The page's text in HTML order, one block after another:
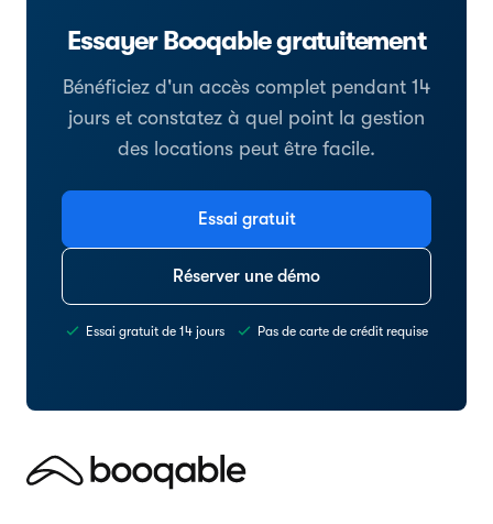
Essayer Booqable gratuitement
Bénéficiez d'un accès complet pendant 14
jours et constatez à quel point la gestion
des locations peut être facile.
Essai gratuit
Réserver une démo
Essai gratuit de 14 jours Pas de carte de crédit requise